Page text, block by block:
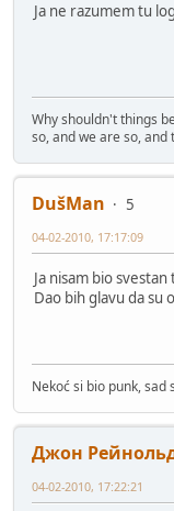
Ja ne razumem tu
Why shouldn't things
so, and we are so,
DušMan
5
04-02-2010, 17:17:09
Ja nisam bio
Dao bih glavu da su
Nekoć si bio punk, sad
Джон
04-02-2010, 17:22:21